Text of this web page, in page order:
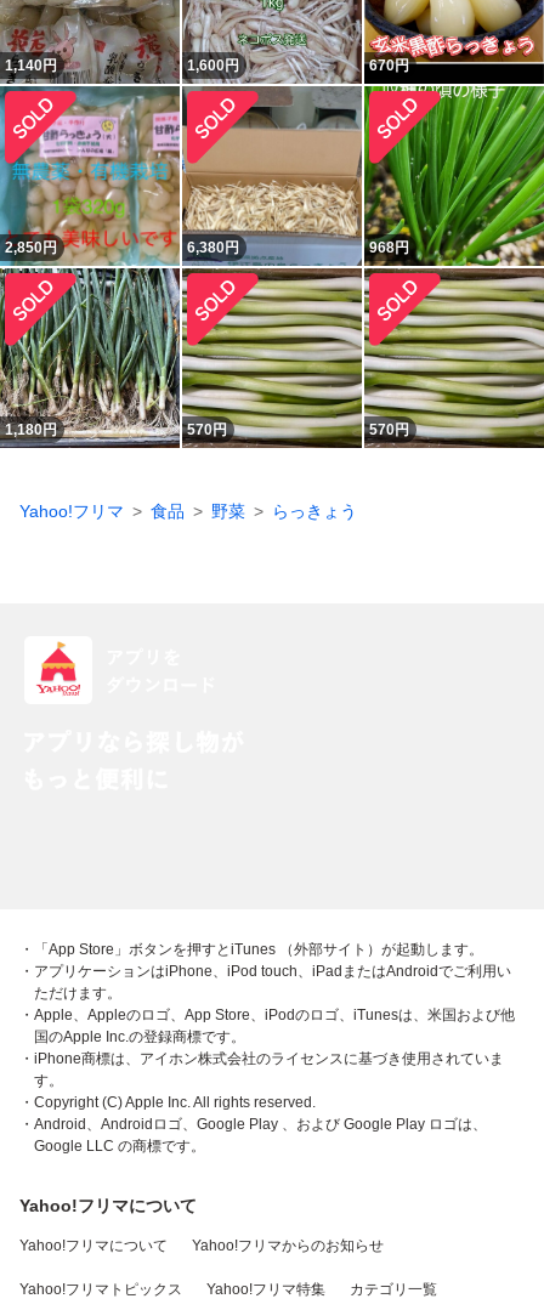
1,140円 1,600円 670円
2,850円 6,380円 968円
1,180円 570円 570円
Yahoo!フリマ 食品 野菜 らっきょう
・「App Store」ボタンを押すとiTunes （外部サイト）が起動します。
・アプリケーションはiPhone、iPod touch、iPadまたはAndroidでご利用い
ただけます。
・Apple、Appleのロゴ、App Store、iPodのロゴ、iTunesは、米国および他
国のApple Inc.の登録商標です。
・iPhone商標は、アイホン株式会社のライセンスに基づき使用されていま
す。
・Copyright (C) Apple Inc. All rights reserved.
・Android、Androidロゴ、Google Play 、および Google Play ロゴは、
Google LLC の商標です。
Yahoo!フリマについて
Yahoo!フリマについて Yahoo!フリマからのお知らせ
Yahoo!フリマトピックス Yahoo!フリマ特集 カテゴリ一覧